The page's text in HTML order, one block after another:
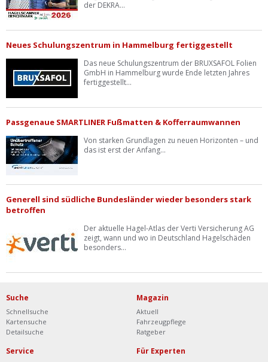
der DEKRA...
Neues Schulungszentrum in Hammelburg fertiggestellt
Das neue Schulungszentrum der BRUXSAFOL Folien
GmbH in Hammelburg wurde Ende letzten Jahres
fertiggestellt...
Passgenaue SMARTLINER Fußmatten & Kofferraumwannen
Von starken Grundlagen zu neuen Horizonten – und
das ist erst der Anfang...
Generell sind südliche Bundesländer wieder besonders stark
betroffen
Der aktuelle Hagel-Atlas der Verti Versicherung AG
zeigt, wann und wo in Deutschland Hagelschäden
besonders...
Suche
Schnellsuche
Kartensuche
Detailsuche
Magazin
Aktuell
Fahrzeugpflege
Ratgeber
Service Für Experten